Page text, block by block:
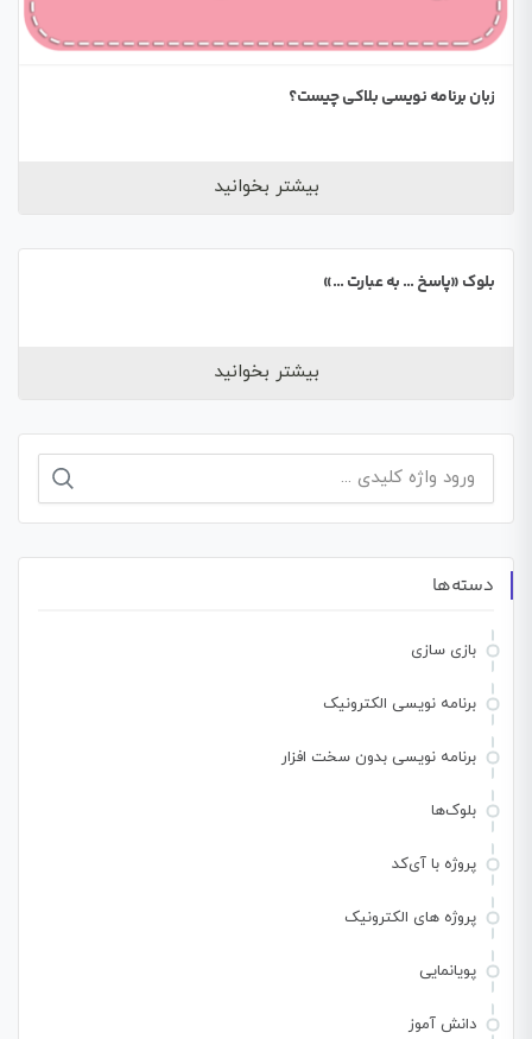
زبان برنامه نویسی بلاکی چیست؟
بیشتر بخوانید
بلوک «پاسخ … به عبارت …»
بیشتر بخوانید
جستجو
دسته‌ها
بازی سازی
برنامه نویسی الکترونیک
برنامه نویسی بدون سخت افزار
بلوک‌ها
پروژه با آی‌کد
پروژه های الکترونیک
پویانمایی
دانش آموز